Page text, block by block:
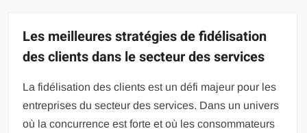
Les meilleures stratégies de fidélisation
des clients dans le secteur des services
La fidélisation des clients est un défi majeur pour les
entreprises du secteur des services. Dans un univers
où la concurrence est forte et où les consommateurs